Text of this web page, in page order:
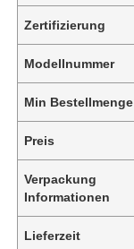
Zertifizierung
Modellnummer
Min Bestellmenge
Preis
Verpackung
Informationen
Lieferzeit